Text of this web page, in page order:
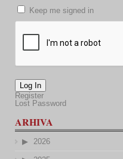
Keep me signed in
Log In
Register
Lost Password
ARHIVA
2026